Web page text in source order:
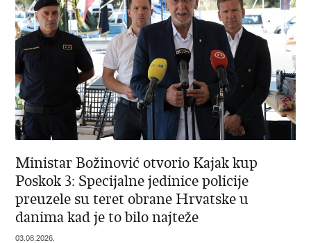
Ministar Božinović otvorio Kajak kup
Poskok 3: Specijalne jedinice policije
preuzele su teret obrane Hrvatske u
danima kad je to bilo najteže
03.08.2026.